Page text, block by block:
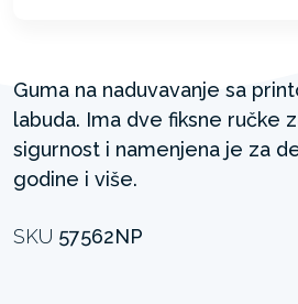
Guma na naduvavanje sa
labuda. Ima dve fiksne ručke
sigurnost i namenjena je za
godine i više.
SKU 57562NP